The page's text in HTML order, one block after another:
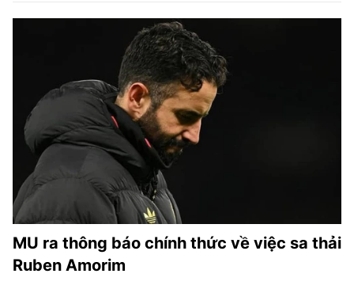
MU ra thông báo chính thức về việc sa thải
Ruben Amorim